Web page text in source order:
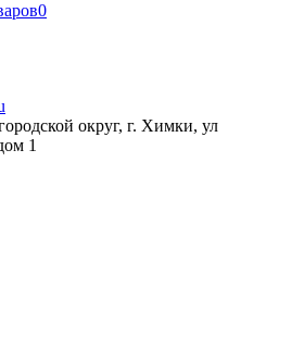
0
округ, г. Химки, ул
1